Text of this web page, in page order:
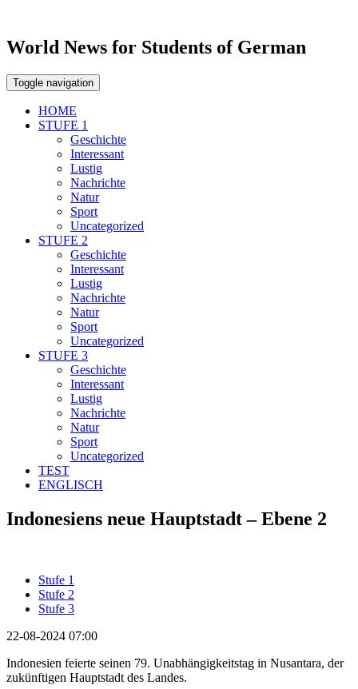
World News for Students of German
Toggle navigation
HOME
STUFE 1
Geschichte
Interessant
Lustig
Nachrichte
Natur
Sport
Uncategorized
STUFE 2
Geschichte
Interessant
Lustig
Nachrichte
Natur
Sport
Uncategorized
STUFE 3
Geschichte
Interessant
Lustig
Nachrichte
Natur
Sport
Uncategorized
TEST
ENGLISCH
Indonesiens neue Hauptstadt – Ebene 2
Stufe 1
Stufe 2
Stufe 3
22-08-2024 07:00
Indonesien feierte seinen 79. Unabhängigkeitstag in Nusantara, der
zukünftigen Hauptstadt des Landes.